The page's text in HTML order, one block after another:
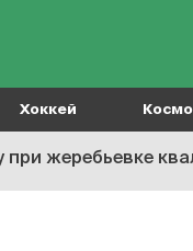
Хоккей
жеребьевке